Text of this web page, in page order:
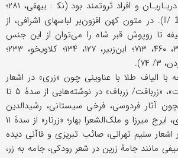
مورد استفادۀ حاکمان، دربـاریـان و افراد ثروتمند بود (نک‍ : بیهقی، ۲۸۱؛
). در متون کهن افزون‌بر لباسهای اشرافی، از
تا روپوش قبر شاه را می‌توان از این جنس
یافت (بیهقی، ۵۲، ۳۸۵، ۴۶۰، ۷۱۳؛ ابن‌زبیر، ۱۲۷، ۱۳۴؛ کلاویخو، ۲۳۳؛
با الیاف طلا با عناوینی چون «زری» در اشعار
فرخی سیستانی؛ «زربفت»، «زربافت/ زرباف» در نوشته‌هایی از سدۀ ۵ تا
۲۰ م، همچون آثار فردوسی، فرخی سیستانی، رشیدالدین
وطواط، ابوالفضل میبدی، ایرج میرزا و ملک‌الشعرا بهار؛ «زرتار» از سدۀ ۱۱
۱۷ تا ۱۹ م، در اشعار سلیم تهرانی، صائب تبریزی و قاآنی دیده
مانند جامۀ زرین در شعر رودکی، جامه به زر،